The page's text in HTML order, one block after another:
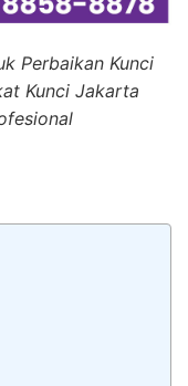
Perbaikan Kunci
Kunci Jakarta